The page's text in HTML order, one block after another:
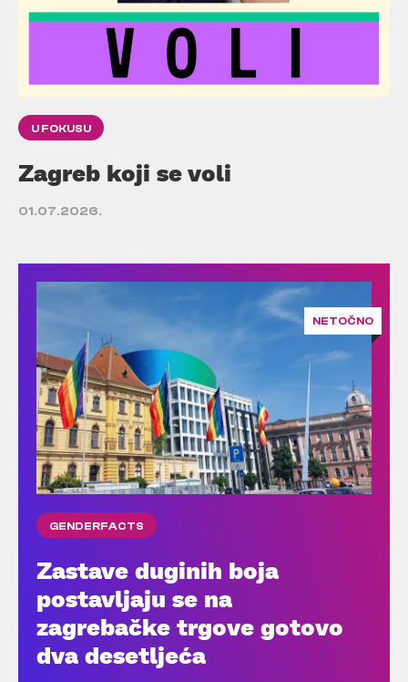
U FOKUSU
Zagreb koji se voli
01.07.2026.
NETOČNO
GENDERFACTS
Zastave duginih boja
postavljaju se na
zagrebačke trgove gotovo
dva desetljeća